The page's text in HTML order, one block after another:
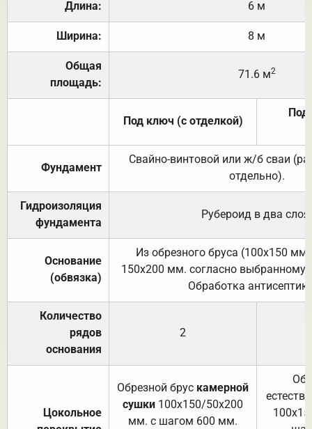
Длина: 6 м
Ширина: 8 м
Общая
площадь:
71.6 м2
Под ключ (с отделкой)
Под
Фундамент
Свайно-винтовой или ж/б сваи
отдельно).
Гидроизоляция
фундамента
Рубероид в два слоя.
Основание
(обвязка)
Из обрезного бруса (100х150
150х200 мм. согласно выбранному
Обработка
Количество
рядов
основания
2
Цокольное
Обрезной брус камерной
сушки 100х150/50х200
мм. с шагом 600 мм.